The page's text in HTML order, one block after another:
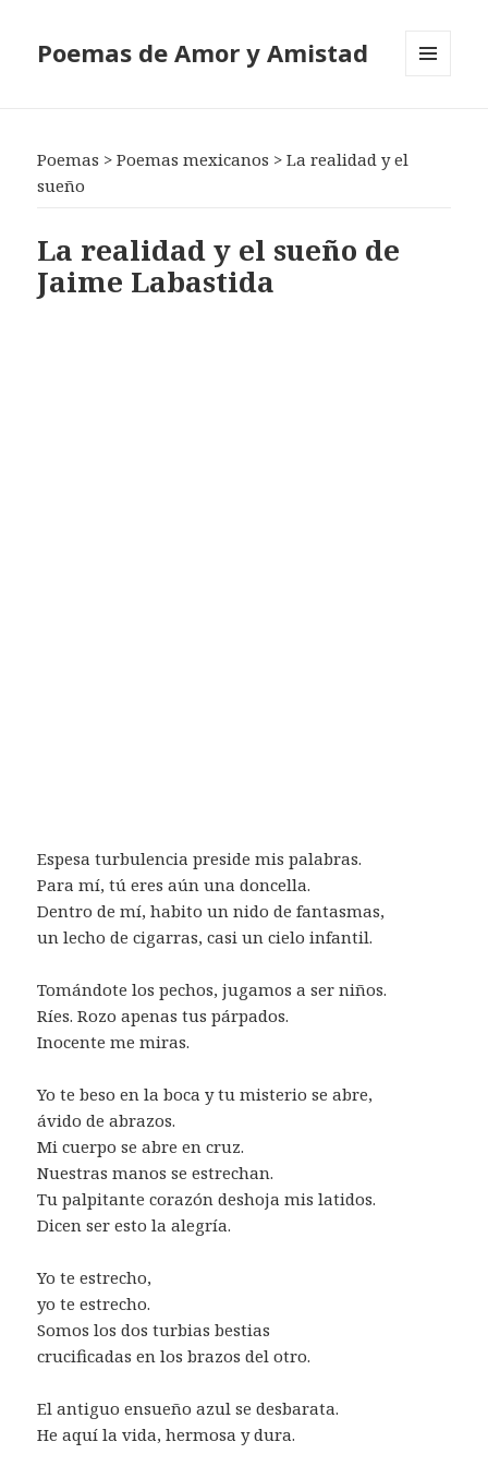
Poemas de Amor y Amistad
Poemas >Poemas mexicanos >La realidad y el
sueño
La realidad y el sueño de
Jaime Labastida
Espesa turbulencia preside mis palabras.
Para mí, tú eres aún una doncella.
Dentro de mí, habito un nido de fantasmas,
un lecho de cigarras, casi un cielo infantil.
Tomándote los pechos, jugamos a ser niños.
Ríes. Rozo apenas tus párpados.
Inocente me miras.
Yo te beso en la boca y tu misterio se abre,
ávido de abrazos.
Mi cuerpo se abre en cruz.
Nuestras manos se estrechan.
Tu palpitante corazón deshoja mis latidos.
Dicen ser esto la alegría.
Yo te estrecho,
yo te estrecho.
Somos los dos turbias bestias
crucificadas en los brazos del otro.
El antiguo ensueño azul se desbarata.
He aquí la vida, hermosa y dura.